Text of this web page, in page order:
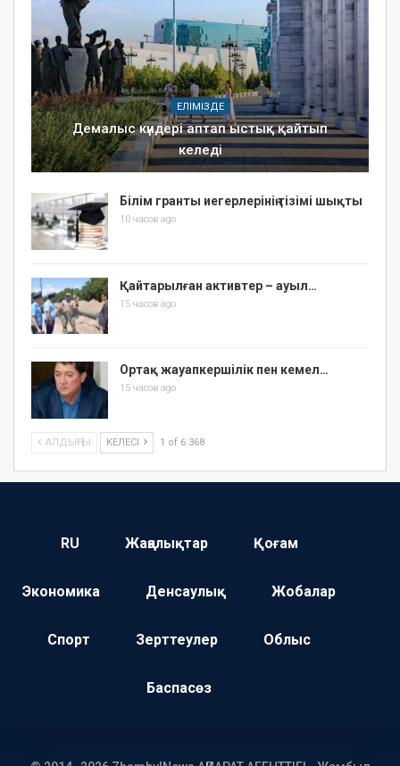
ЕЛІМІЗДЕ
Демалыс күндері аптап ыстық қайтып
келеді
Білім гранты иегерлерінің тізімі шықты
10 часов ago
Қайтарылған активтер – ауыл…
15 часов ago
Ортақ жауапкершілік пен кемел…
15 часов ago
АЛДЫҢҒЫ КЕЛЕСІ 1 of 6 368
RU Жаңалықтар Қоғам
Экономика Денсаулық Жобалар
Спорт Зерттеулер Облыс
Баспасөз